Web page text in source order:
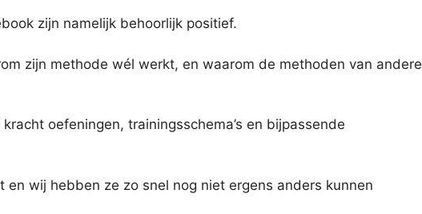
zijn namelijk behoorlijk positief.
zijn methode wél werkt, en waarom de methoden van andere
oefeningen, trainingsschema’s en bijpassende
en wij hebben ze zo snel nog niet ergens anders kunnen